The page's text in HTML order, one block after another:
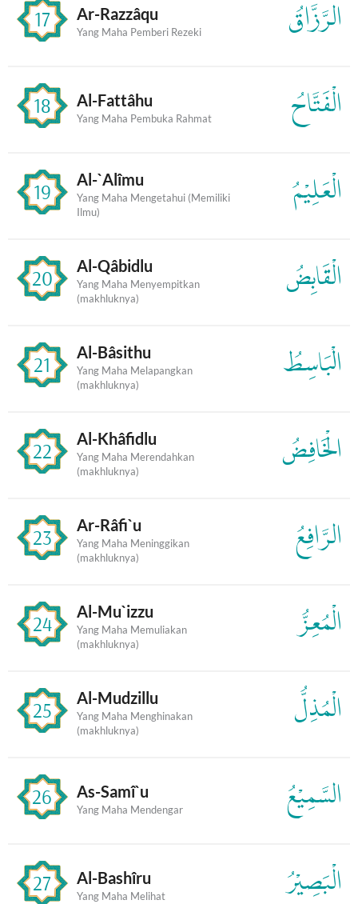
17 Ar-Razzâqu
Yang Maha Pemberi Rezeki الرَّزَّاقُ
18 Al-Fattâhu
Yang Maha Pembuka Rahmat الْفَتَّاحُ
19 Al-`Alîmu
Yang Maha Mengetahui (Memiliki
Ilmu)
الْعَلِيْمُ
20 Al-Qâbidlu
Yang Maha Menyempitkan
(makhluknya)
الْقَابِضُ
21 Al-Bâsithu
Yang Maha Melapangkan
(makhluknya)
الْبَاسِطُ
22 Al-Khâfidlu
Yang Maha Merendahkan
(makhluknya)
الْخَافِضُ
23 Ar-Râfi`u
Yang Maha Meninggikan
(makhluknya)
الرَّافِعُ
24 Al-Mu`izzu
Yang Maha Memuliakan
(makhluknya)
الْمُعِزُّ
25 Al-Mudzillu
Yang Maha Menghinakan
(makhluknya)
الْمُذِلُّ
26 As-Samî`u
Yang Maha Mendengar السَّمِيْعُ
27 Al-Bashîru
Yang Maha Melihat الْبَصِيْرُ